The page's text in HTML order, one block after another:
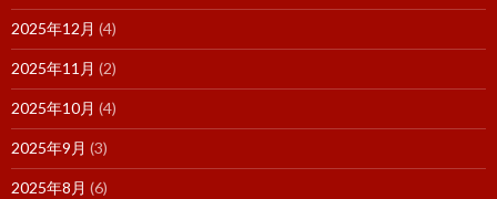
2025年12月 (4)
2025年11月 (2)
2025年10月 (4)
2025年9月 (3)
2025年8月 (6)